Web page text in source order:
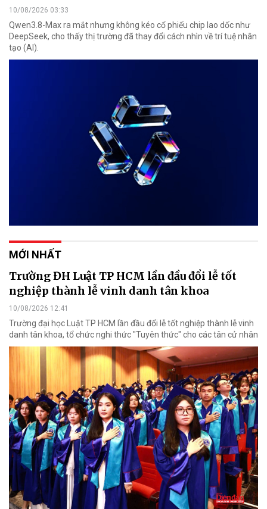
10/08/2026 03:33
Qwen3.8-Max ra mắt nhưng không kéo cổ phiếu chip lao dốc như
DeepSeek, cho thấy thị trường đã thay đổi cách nhìn về trí tuệ nhân
tạo (AI).
MỚI NHẤT
Trường ĐH Luật TP HCM lần đầu đổi lễ tốt
nghiệp thành lễ vinh danh tân khoa
10/08/2026 12:41
Trường đại học Luật TP HCM lần đầu đổi lễ tốt nghiệp thành lễ vinh
danh tân khoa, tổ chức nghi thức "Tuyên thức" cho các tân cử nhân